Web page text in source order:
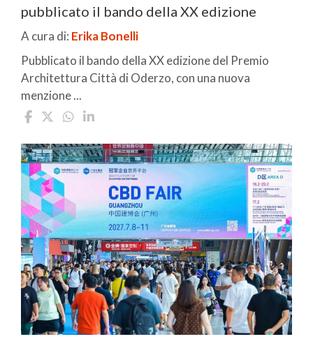
pubblicato il bando della XX edizione
A cura di: Erika Bonelli
Pubblicato il bando della XX edizione del Premio
Architettura Città di Oderzo, con una nuova
menzione ...